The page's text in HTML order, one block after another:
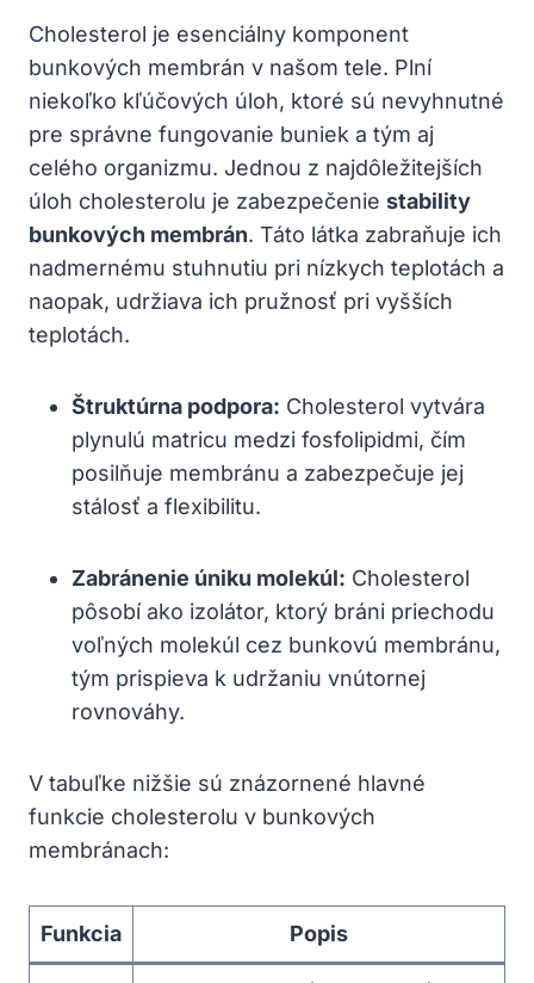
Cholesterol je esenciálny komponent
bunkových membrán v našom tele. Plní
niekoľko kľúčových úloh, ktoré sú nevyhnutné
pre správne fungovanie buniek a tým aj
celého organizmu. Jednou z najdôležitejších
úloh cholesterolu je zabezpečenie stability
bunkových membrán. Táto látka zabraňuje ich
nadmernému stuhnutiu pri nízkych teplotách a
naopak, udržiava ich pružnosť pri vyšších
teplotách.
Štruktúrna podpora: Cholesterol vytvára
plynulú matricu medzi fosfolipidmi, čím
posilňuje membránu a zabezpečuje jej
stálosť a flexibilitu.
Zabránenie úniku molekúl: Cholesterol
pôsobí ako izolátor, ktorý bráni priechodu
voľných molekúl cez bunkovú membránu,
tým prispieva k udržaniu vnútornej
rovnováhy.
V tabuľke nižšie sú znázornené hlavné
funkcie cholesterolu v bunkových
membránach:
Funkcia Popis